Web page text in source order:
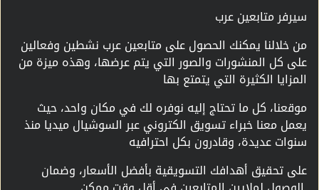
سيرفر متابعين عرب
من خلالنا يمكنك الحصول على متابعين عرب نشطين وفعالين
على كل المنشورات والصور التي يتم عرضها، وهذه ميزة من
المزايا الكثيرة التي يتمتع بها
موقعنا، كل ما تحتاج إليه نوفره لك في مكان واحد، حيث
يعمل معنا خبراء تسويق الكتروني عبر السوشيال ميديا منذ
سنوات عديدة، وقادرون بكل احترافيه
على تحقيق أهدافك التسويقية بأفضل الأسعار، وضمان